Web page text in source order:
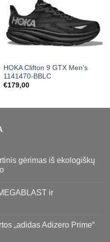
HOKA Clifton 9 GTX Men’s
1141470-BBLC
€179,00
gėrimas iš ekologiškų
ir
„adidas Adizero Prime“